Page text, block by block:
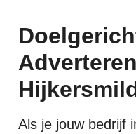
Als je jouw bedrijf